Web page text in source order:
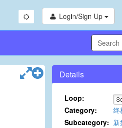
Login/Sign Up
Details
Loop:
Category:
终
Subcategory: 新